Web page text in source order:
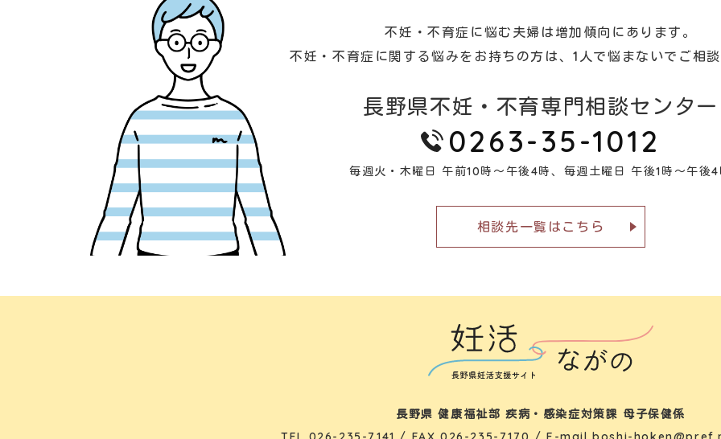
不妊・不育症に悩む夫婦は増加傾向にあります。
不妊・不育症に関する悩みをお持ちの方は、1人で悩まないでご相談
長野県不妊・不育専門相談センター
0263-35-1012
毎週火・木曜日 午前10時～午後4時、 毎週土曜日 午後1時～午後4
相談先一覧はこちら
長野県 健康福祉部 疾病・感染症対策課 母子保健係